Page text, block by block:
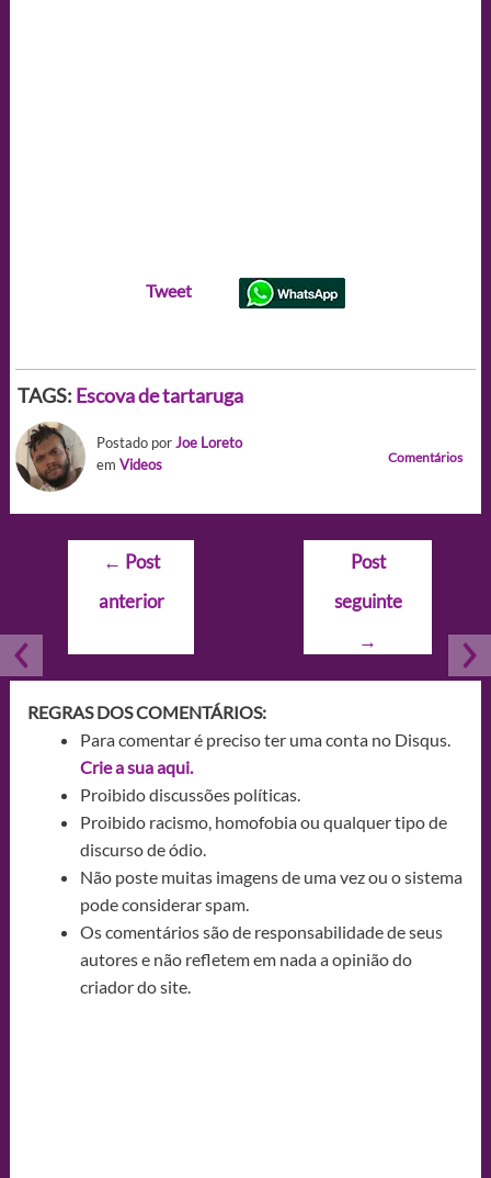
Tweet
TAGS: Escova de tartaruga
Postado porJoe Loreto
em Videos Comentários
Navegação
Post
← Post
anterior
Post
seguinte
→
REGRAS DOS COMENTÁRIOS:
Para comentar é preciso ter uma conta no Disqus.
Crie a sua aqui.
Proibido discussões políticas.
Proibido racismo, homofobia ou qualquer tipo de
discurso de ódio.
Não poste muitas imagens de uma vez ou o sistema
pode considerar spam.
Os comentários são de responsabilidade de seus
autores e não refletem em nada a opinião do
criador do site.